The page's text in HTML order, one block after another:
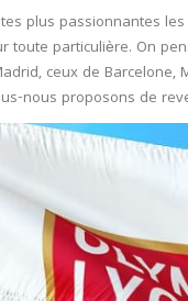
plus passionnantes
particulière. On
ceux de Barcelone,
nous proposons de